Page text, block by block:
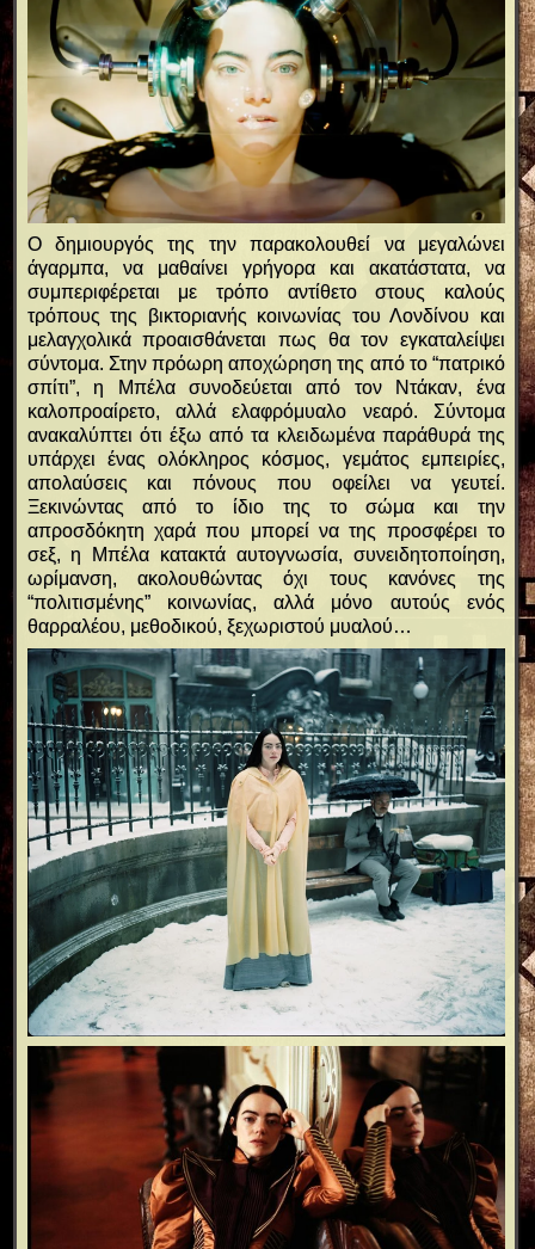
Ο δημιουργός της την παρακολουθεί να μεγαλώνει
άγαρμπα, να μαθαίνει γρήγορα και ακατάστατα, να
συμπεριφέρεται με τρόπο αντίθετο στους καλούς
τρόπους της βικτοριανής κοινωνίας του Λονδίνου και
μελαγχολικά προαισθάνεται πως θα τον εγκαταλείψει
σύντομα. Στην πρόωρη αποχώρηση της από το “πατρικό
σπίτι”, η Μπέλα συνοδεύεται από τον Ντάκαν, ένα
καλοπροαίρετο, αλλά ελαφρόμυαλο νεαρό. Σύντομα
ανακαλύπτει ότι έξω από τα κλειδωμένα παράθυρά της
υπάρχει ένας ολόκληρος κόσμος, γεμάτος εμπειρίες,
απολαύσεις και πόνους που οφείλει να γευτεί.
Ξεκινώντας από το ίδιο της το σώμα και την
απροσδόκητη χαρά που μπορεί να της προσφέρει το
σεξ, η Μπέλα κατακτά αυτογνωσία, συνειδητοποίηση,
ωρίμανση, ακολουθώντας όχι τους κανόνες της
“πολιτισμένης” κοινωνίας, αλλά μόνο αυτούς ενός
θαρραλέου, μεθοδικού, ξεχωριστού μυαλού…